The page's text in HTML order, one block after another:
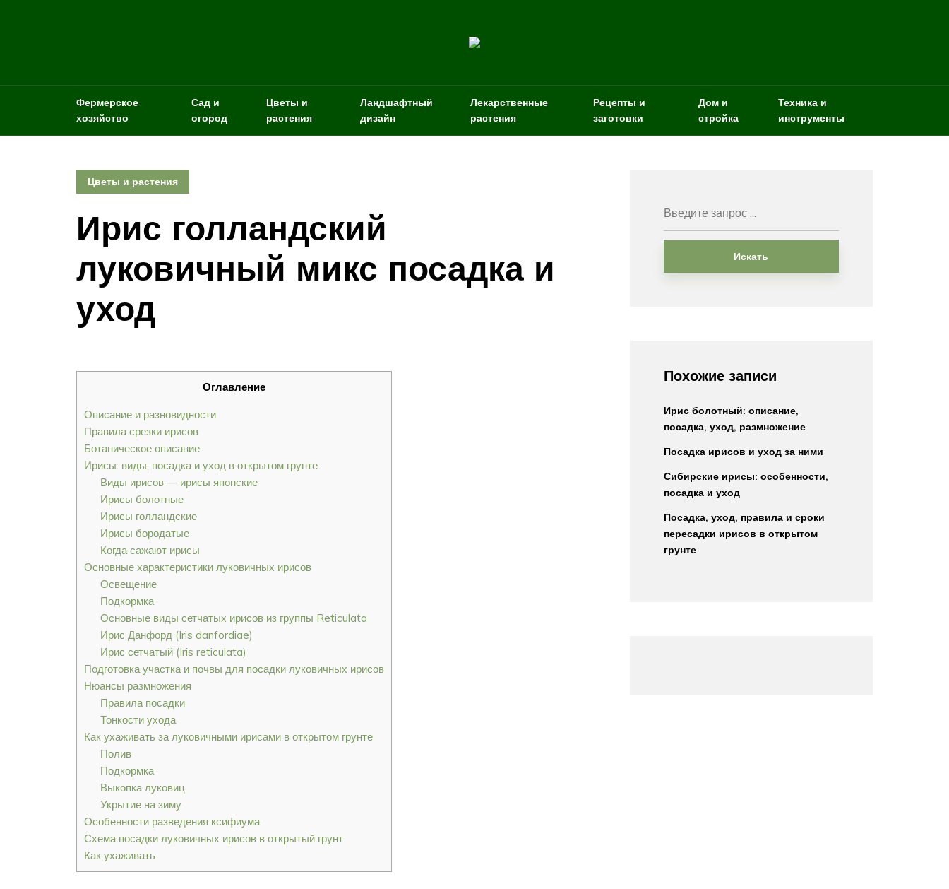
Фермерское
хозяйство
Сад и
огород
Цветы и
растения
Ландшафтный
дизайн
Лекарственные
растения
Рецепты и
заготовки
Дом и
стройка
Техника и
инструменты
Цветы и растения
Ирис голландский
луковичный микс посадка и
уход
Оглавление
Описание и разновидности
Правила срезки ирисов
Ботаническое описание
Ирисы: виды, посадка и уход в открытом грунте
Виды ирисов — ирисы японские
Ирисы болотные
Ирисы голландские
Ирисы бородатые
Когда сажают ирисы
Основные характеристики луковичных ирисов
Освещение
Подкормка
Основные виды сетчатых ирисов из группы Reticulata
Ирис Данфорд (Iris danfordiae)
Ирис сетчатый (Iris reticulata)
Подготовка участка и почвы для посадки луковичных ирисов
Нюансы размножения
Правила посадки
Тонкости ухода
Как ухаживать за луковичными ирисами в открытом грунте
Полив
Подкормка
Выкопка луковиц
Укрытие на зиму
Особенности разведения ксифиума
Схема посадки луковичных ирисов в открытый грунт
Как ухаживать
Искать
Похожие записи
Ирис болотный: описание,
посадка, уход, размножение
Посадка ирисов и уход за ними
Сибирские ирисы: особенности,
посадка и уход
Посадка, уход, правила и сроки
пересадки ирисов в открытом
грунте